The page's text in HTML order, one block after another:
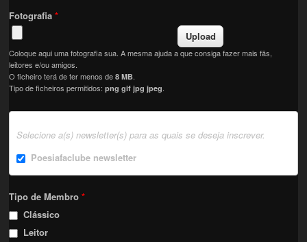
Fotografia*
Coloque aqui uma fotografia sua. A mesma ajuda a que consiga fazer mais fãs,
leitores e/ou amigos.
O ficheiro terá de ter menos de8 MB
Tipo de ficheiros permitidos:png gif jpg jpeg
Selecione a(s) newsletter(s) para as quais se deseja inscrever.
Poesiafaclube newsletter
Tipo de Membro*
Clássico
Leitor